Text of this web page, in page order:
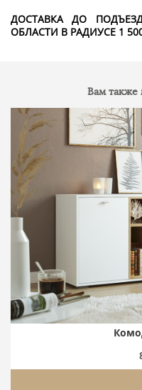
ДОСТАВКА ДО
ОБЛАСТИ В РАДИУСЕ 1
Вам также